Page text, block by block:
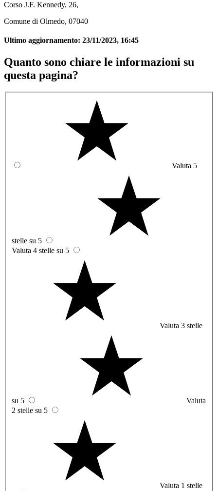
Corso J.F. Kennedy, 26,
Comune di Olmedo, 07040
Ultimo aggiornamento: 23/11/2023, 16:45
Quanto sono chiare le informazioni su
questa pagina?
Valuta 5
stelle su 5
Valuta 4 stelle su 5
Valuta 3 stelle
su 5
Valuta
2 stelle su 5
Valuta 1 stelle